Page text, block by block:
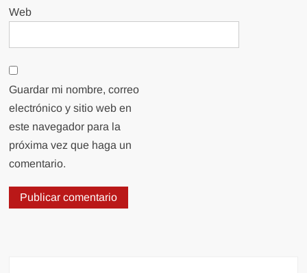
Web
Guardar mi nombre, correo
electrónico y sitio web en
este navegador para la
próxima vez que haga un
comentario.